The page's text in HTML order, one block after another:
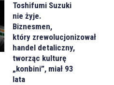
Toshifumi Suzuki
nie żyje.
Biznesmen,
który zrewolucjonizował
handel detaliczny,
tworząc kulturę
„konbini”, miał 93
lata